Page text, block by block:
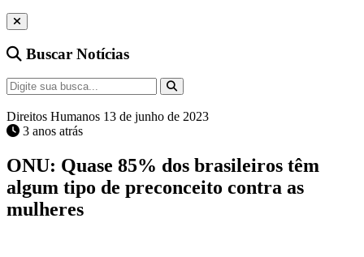
Buscar Notícias
Direitos Humanos 13 de junho de 2023
3 anos atrás
ONU: Quase 85% dos brasileiros têm
algum tipo de preconceito contra as
mulheres